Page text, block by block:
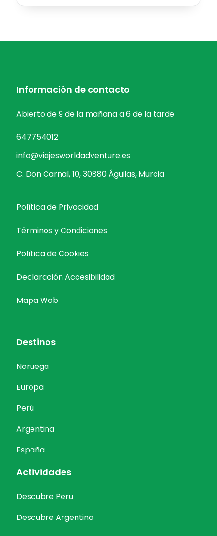
Información de contacto
Abierto de 9 de la mañana a 6 de la tarde
647754012
info@viajesworldadventure.es
C. Don Carnal, 10, 30880 Águilas, Murcia
Política de Privacidad
Términos y Condiciones
Política de Cookies
Declaración Accesibilidad
Mapa Web
Destinos
Noruega
Europa
Perú
Argentina
España
Actividades
Descubre Peru
Descubre Argentina